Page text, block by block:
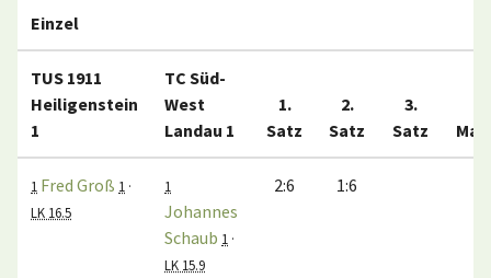
Einzel
TUS 1911
Heiligenstein
1
TC Süd-
West
Landau 1
1.
Satz
2.
Satz
3.
Satz
1 Fred Groß 1 ·
LK 16.5
1
Johannes
Schaub 1 ·
LK 15.9
2:6 1:6